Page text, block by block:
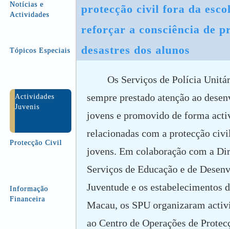
Notícias e
Actividades
Tópicos Especiais
Actividades
Juvenis
Protecção Civil
Informação
Financeira
protecção civil fora da
reforçar a consciência de
desastres dos alunos
Os Serviços de Polícia
sempre prestado atenção ao
jovens e promovido de forma
relacionadas com a protecção
jovens. Em colaboração com a
Serviços de Educação e de
Juventude e os estabelecimentos
Macau, os SPU organizaram
ao Centro de Operações de